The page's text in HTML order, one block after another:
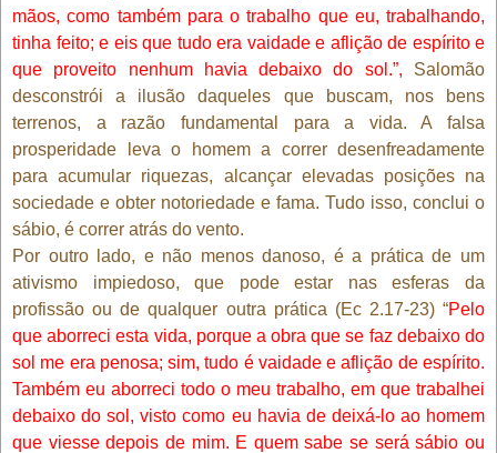
mãos, como também para o trabalho que eu, trabalhando,
tinha feito; e eis que tudo era vaidade e aflição de espírito e
que proveito nenhum havia debaixo do sol.”, Salomão
desconstrói a ilusão daqueles que buscam, nos bens
terrenos, a razão fundamental para a vida. A falsa
prosperidade leva o homem a correr desenfreadamente
para acumular riquezas, alcançar elevadas posições na
sociedade e obter notoriedade e fama. Tudo isso, conclui o
sábio, é correr atrás do vento.
Por outro lado, e não menos danoso, é a prática de um
ativismo impiedoso, que pode estar nas esferas da
profissão ou de qualquer outra prática (Ec 2.17-23) “Pelo
que aborreci esta vida, porque a obra que se faz debaixo do
sol me era penosa; sim, tudo é vaidade e aflição de espírito.
Também eu aborreci todo o meu trabalho, em que trabalhei
debaixo do sol, visto como eu havia de deixá-lo ao homem
que viesse depois de mim. E quem sabe se será sábio ou